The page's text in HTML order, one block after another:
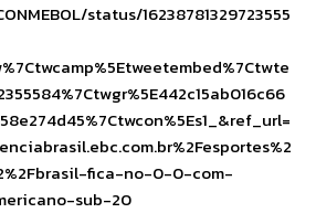
status/16238781329723555
fica-no-0-0-com-
sub-20